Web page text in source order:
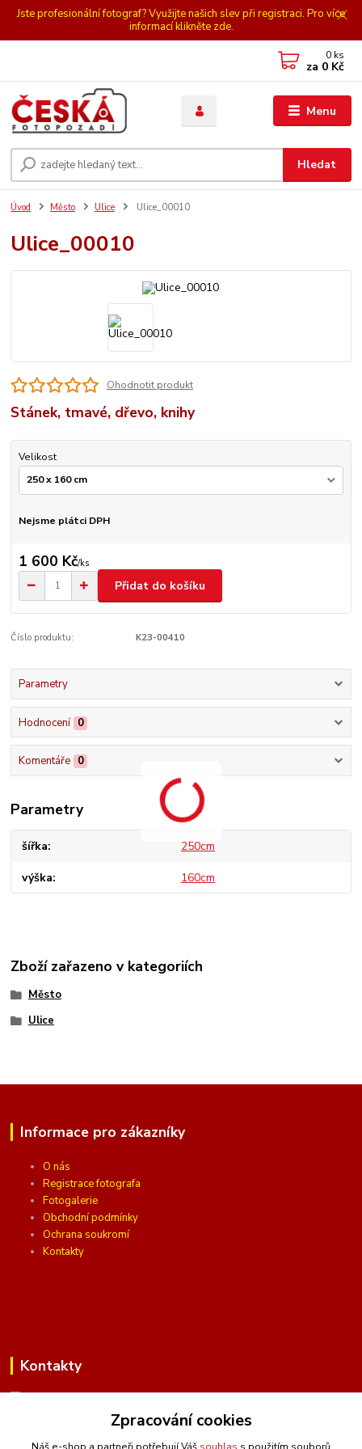
Jste profesionální fotograf? Využijte našich slev při registraci. Pro více
informací klikněte zde.
Menu
Hledat
0 ks
za 0 Kč
Úvod Město Ulice Ulice_00010
Ulice_00010
Ohodnotit produkt
Stánek, tmavé, dřevo, knihy
Velikost
Nejsme plátci DPH
1 600 Kč/ks
Přidat do košíku
Číslo produktu: K23-00410
Parametry
Hodnocení 0
Komentáře 0
Parametry
šířka 250cm
výška 160cm
Zboží zařazeno v kategoriích
Město
Ulice
Informace pro zákazníky
O nás
Registrace fotografa
Fotogalerie
Obchodní podmínky
Ochrana soukromí
Kontakty
Kontakty
(Po-Pá, 10 - 16 hod.)
Zpracování cookies